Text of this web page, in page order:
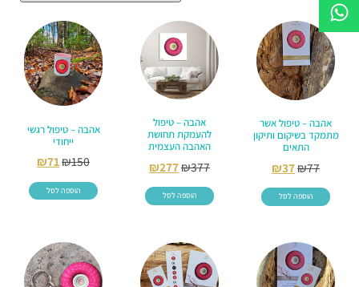
אהבה – טיפול אשר
מתמקד בשיקום ותיקון
התאים
₪77
₪37
הוספה לסל
אהבה – טיפול
להעמקת תחושת
האהבה העצמית
₪377
₪277
הוספה לסל
אהבה – טיפול רגשי
ייחודי
₪150
₪71
הוספה לסל